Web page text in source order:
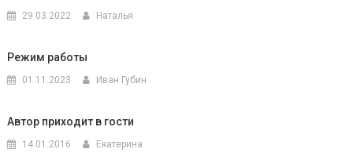
29.03.2022 Наталья
Режим работы
01.11.2023 Иван Губин
Автор приходит в гости
14.01.2016 Екатерина